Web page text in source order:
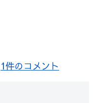
1件のコメント